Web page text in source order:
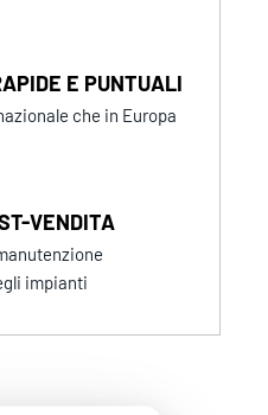
E PUNTUALI
che in Europa
VENDITA
impianti